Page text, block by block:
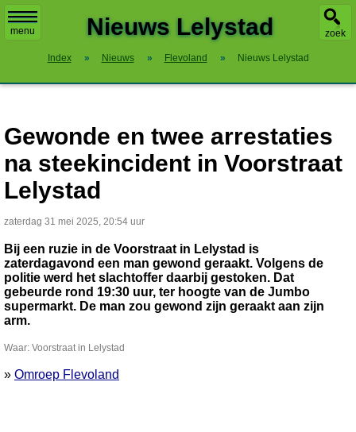
menu zoek
Nieuws Lelystad
Index » Nieuws » Flevoland » Nieuws Lelystad
Gewonde en twee arrestaties
na steekincident in Voorstraat
Lelystad
zaterdag 31 mei 2025, 20:54 uur
Bij een ruzie in de Voorstraat in Lelystad is
zaterdagavond een man gewond geraakt. Volgens de
politie werd het slachtoffer daarbij gestoken. Dat
gebeurde rond 19:30 uur, ter hoogte van de Jumbo
supermarkt. De man zou gewond zijn geraakt aan zijn
arm.
Waar: Voorstraat in Lelystad
» Omroep Flevoland